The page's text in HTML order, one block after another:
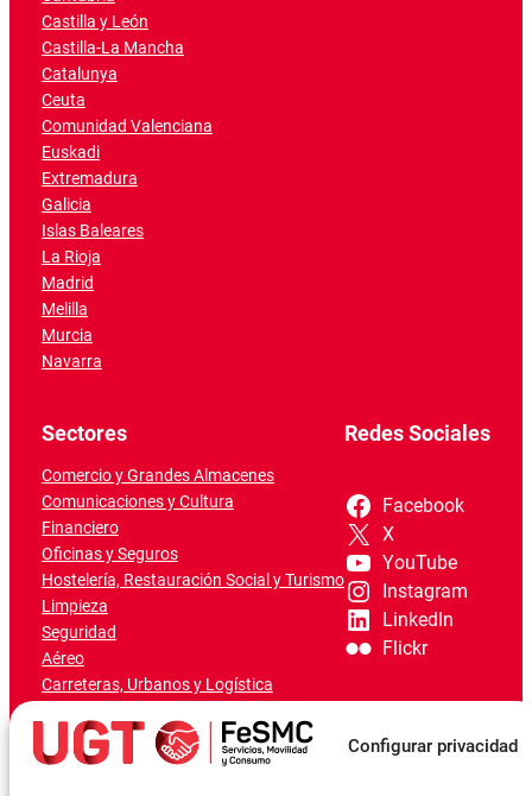
Configurar privacidad
Castilla y León
Castilla-La Mancha
Catalunya
Ceuta
Comunidad Valenciana
Euskadi
Extremadura
Galicia
Islas Baleares
La Rioja
Madrid
Melilla
Murcia
Navarra
Sectores
Comercio y Grandes Almacenes
Comunicaciones y Cultura
Financiero
Oficinas y Seguros
Hostelería, Restauración Social y Turismo
Limpieza
Seguridad
Aéreo
Carreteras, Urbanos y Logística
Marítimo-Portuario
Redes Sociales
Facebook
X
YouTube
Instagram
LinkedIn
Flickr